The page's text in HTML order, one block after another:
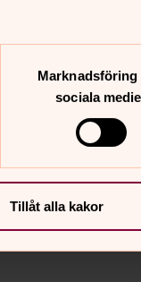
Marknadsföring
sociala
Tillåt alla kakor